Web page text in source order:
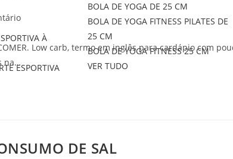
À
ESPORTIVA
BOLA DE YOGA DE 25 CM
BOLA DE YOGA FITNESS PILATES DE
25 CM
BOLA DE YOGA FITNESS 25 CM
VER TUDO
Low carb, termo em inglês para cardápio com
na…
DE SAL